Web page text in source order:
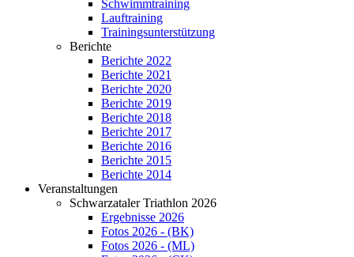
Schwimmtraining
Lauftraining
Trainingsunterstützung
Berichte
Berichte 2022
Berichte 2021
Berichte 2020
Berichte 2019
Berichte 2018
Berichte 2017
Berichte 2016
Berichte 2015
Berichte 2014
Veranstaltungen
Schwarzataler Triathlon 2026
Ergebnisse 2026
Fotos 2026 - (BK)
Fotos 2026 - (ML)